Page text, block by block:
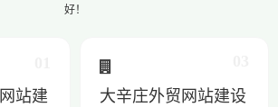
好！
站建
大辛庄外贸网站建设